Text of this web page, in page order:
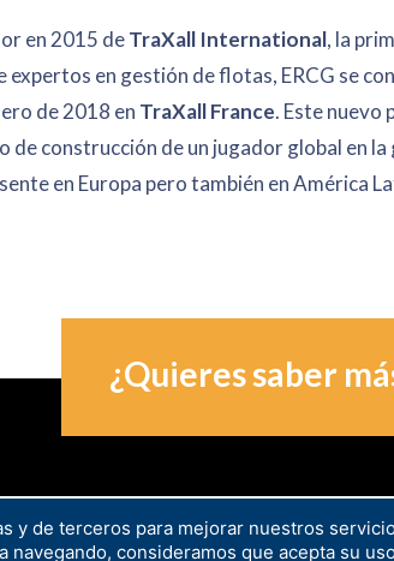
en 2015 deTraXall International, la
expertos en gestión de flotas, ERCG se
de 2018 en TraXall France. Este nuevo
de construcción de un jugador global en
en Europa pero también en América
¿Quieres saber
y de terceros para mejorar nuestros
navegando, consideramos que acepta su